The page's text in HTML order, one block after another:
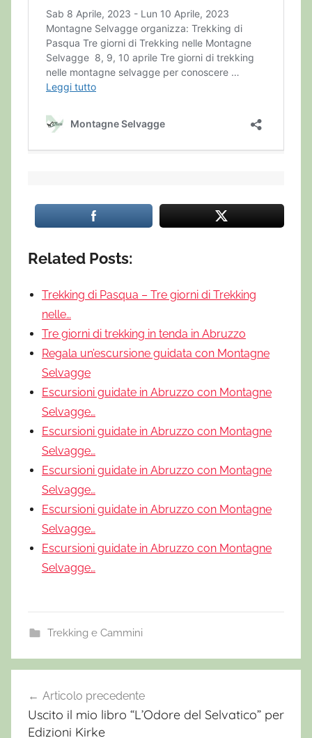
Related Posts:
Trekking di Pasqua – Tre giorni di Trekking
nelle…
Tre giorni di trekking in tenda in Abruzzo
Regala un’escursione guidata con Montagne
Selvagge
Escursioni guidate in Abruzzo con Montagne
Selvagge…
Escursioni guidate in Abruzzo con Montagne
Selvagge…
Escursioni guidate in Abruzzo con Montagne
Selvagge…
Escursioni guidate in Abruzzo con Montagne
Selvagge…
Escursioni guidate in Abruzzo con Montagne
Selvagge…
Trekking e Cammini
E
u
Navigazione
articoli
Articolo precedente
Uscito il mio libro “L’Odore del Selvatico” per
Edizioni Kirke